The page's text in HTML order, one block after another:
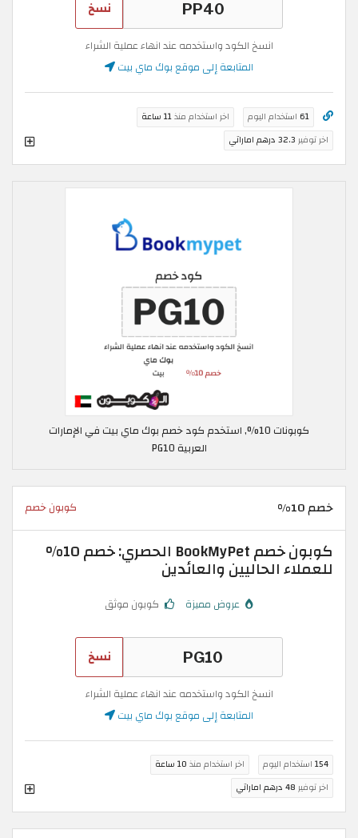
نسخ
انسخ الكود واستخدمه عند انهاء عملية الشراء
المتابعة إلى موقع بوك ماي بيت
61 استخدام اليوم اخر استخدام منذ11 ساعة
اخر توفير 32.3 درهم اماراتي
كوبونات 10%, استخدم كود خصم بوك ماي بيت في الإمارات
العربية PG10
خصم 10% كوبون خصم
كوبون خصم BookMyPet الحصري: خصم 10%
للعملاء الحاليين والعائدين
عروض مميزة كوبون موثق
نسخ
انسخ الكود واستخدمه عند انهاء عملية الشراء
المتابعة إلى موقع بوك ماي بيت
154 استخدام اليوم اخر استخدام منذ 10 ساعة
اخر توفير 48 درهم اماراتي